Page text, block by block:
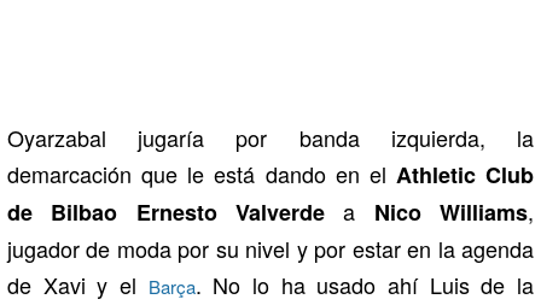
Oyarzabal jugaría por banda izquierda, la
demarcación que le está dando en el Athletic Club
de Bilbao Ernesto Valverdea Nico Williams,
jugador de moda por su nivel y por estar en la agenda
de Xavi y el Barça. No lo ha usado ahí Luis de la